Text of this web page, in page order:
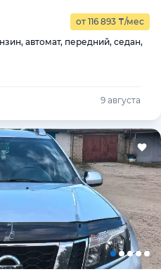
от 116 893 ₸/мес
автомат, передний, седан,
9 августа